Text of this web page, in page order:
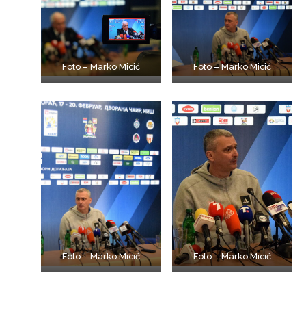
Foto – Marko Micić Foto – Marko Micić
Foto – Marko Micić Foto – Marko Micić